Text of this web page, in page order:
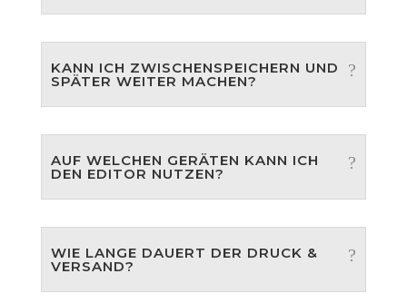
KANN ICH ZWISCHENSPEICHERN UND
SPÄTER WEITER MACHEN?
AUF WELCHEN GERÄTEN KANN ICH
DEN EDITOR NUTZEN?
WIE LANGE DAUERT DER DRUCK &
VERSAND?